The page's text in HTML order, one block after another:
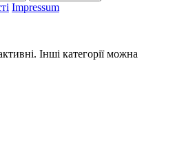
Impressum
Інші категорії можна